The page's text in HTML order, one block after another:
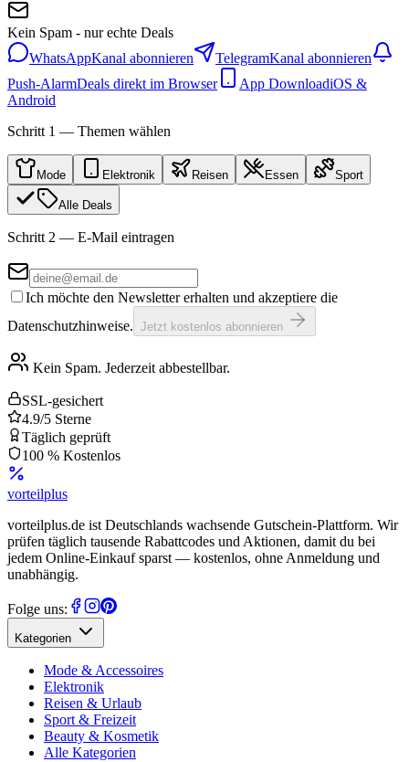
Kein Spam - nur echte Deals
WhatsAppKanal abonnieren TelegramKanal abonnieren
Push-AlarmDeals direkt im Browser App DownloadiOS &
Android
Schritt 1 — Themen wählen
Mode Elektronik Reisen Essen Sport
Alle Deals
Schritt 2 — E-Mail eintragen
Ich möchte den Newsletter erhalten und akzeptiere die
Datenschutzhinweise. Jetzt kostenlos abonnieren
Kein Spam. Jederzeit abbestellbar.
SSL-gesichert
4.9/5 Sterne
Täglich geprüft
100 % Kostenlos
vorteilplus
vorteilplus.de ist Deutschlands wachsende Gutschein-Plattform. Wir
prüfen täglich tausende Rabattcodes und Aktionen, damit du bei
jedem Online-Einkauf sparst — kostenlos, ohne Anmeldung und
unabhängig.
Folge uns:
Kategorien
Mode & Accessoires
Elektronik
Reisen & Urlaub
Sport & Freizeit
Beauty & Kosmetik
Alle Kategorien